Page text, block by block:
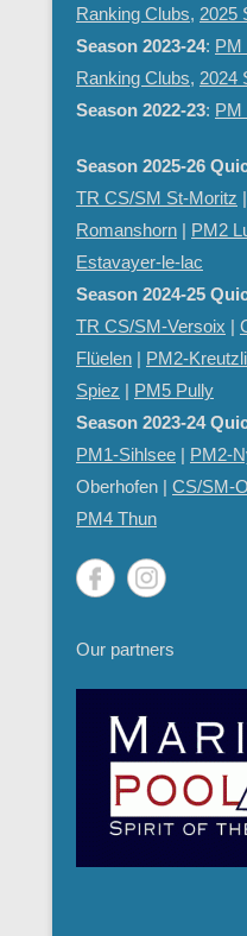
Ranking Clubs, 2025
Season 2023-24: PM
Ranking Clubs, 2024
Season 2022-23: PM
Season 2025-26
TR CS/SM St-Moritz |
Romanshorn | PM2
Estavayer-le-lac
Season 2024-25
TR CS/SM-Versoix |
Flüelen | PM2-
Spiez | PM5 Pully
Season 2023-24
PM1-Sihlsee | PM2-
Oberhofen | CS/SM-
PM4 Thun
Our partners